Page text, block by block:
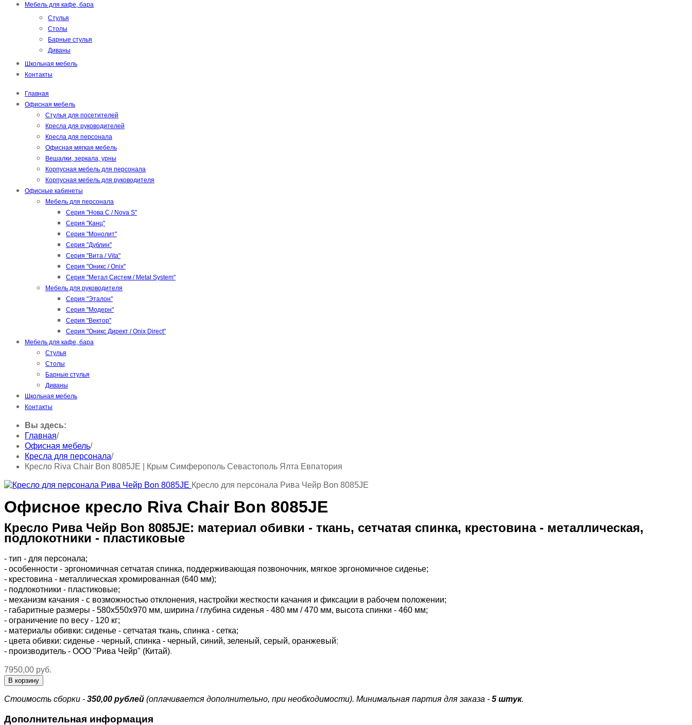
Мебель для кафе, бара
Стулья
Столы
Барные стулья
Диваны
Школьная мебель
Контакты
Главная
Офисная мебель
Стулья для посетителей
Кресла для руководителей
Кресла для персонала
Офисная мягкая мебель
Вешалки, зеркала, урны
Корпусная мебель для персонала
Корпусная мебель для руководителя
Офисные кабинеты
Мебель для персонала
Серия "Нова С / Nova S"
Серия "Канц"
Серия "Монолит"
Серия "Дублин"
Серия "Вита / Vita"
Серия "Оникс / Onix"
Серия "Метал Систем / Metal System"
Мебель для руководителя
Серия "Эталон"
Серия "Модерн"
Серия "Вектор"
Серия "Оникс Директ / Onix Direct"
Мебель для кафе, бара
Стулья
Столы
Барные стулья
Диваны
Школьная мебель
Контакты
Вы здесь:
Главная/
Офисная мебель/
Кресла для персонала/
Кресло Riva Chair Bon 8085JE | Крым Симферополь Севастополь Ялта Евпатория
Кресло для персонала Рива Чейр Bon 8085JE
Офисное кресло Riva Chair Bon 8085JE
Кресло Рива Чейр Bon 8085JE: материал обивки - ткань, сетчатая спинка, крестовина - металлическая,
подлокотники - пластиковые
- тип - для персонала;
- особенности - эргономичная сетчатая спинка, поддерживающая позвоночник, мягкое эргономичное сиденье;
- крестовина - металлическая хромированная (640 мм);
- подлокотники - пластиковые;
- механизм качания - с возможностью отклонения, настройки жесткости качания и фиксации в рабочем положении;
- габаритные размеры - 580х550х970 мм, ширина / глубина сиденья - 480 мм / 470 мм, высота спинки - 460 мм;
- ограничение по весу - 120 кг;
- материалы обивки: сиденье - сетчатая ткань, спинка - сетка;
- цвета обивки: сиденье - черный, спинка - черный, синий, зеленый, серый, оранжевый;
- производитель - ООО "Рива Чейр" (Китай).
7950,00 руб.
Стоимость сборки - 350,00 рублей (оплачивается дополнительно, при необходимости). Минимальная партия для заказа - 5 штук.
Дополнительная информация